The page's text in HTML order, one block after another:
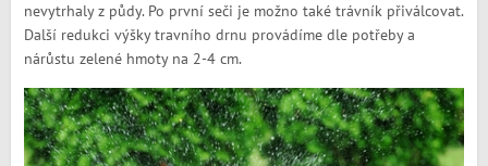
nevytrhaly z půdy. Po první seči je možno také trávník přiválcovat.
Další redukci výšky travního drnu provádíme dle potřeby a
nárůstu zelené hmoty na 2-4 cm.